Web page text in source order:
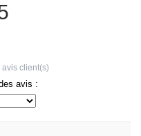
avis client(s)
avis :